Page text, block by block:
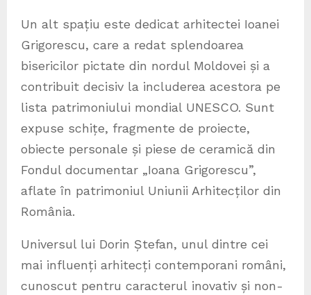
Un alt spațiu este dedicat arhitectei Ioanei
Grigorescu, care a redat splendoarea
bisericilor pictate din nordul Moldovei și a
contribuit decisiv la includerea acestora pe
lista patrimoniului mondial UNESCO. Sunt
expuse schițe, fragmente de proiecte,
obiecte personale și piese de ceramică din
Fondul documentar „Ioana Grigorescu”,
aflate în patrimoniul Uniunii Arhitecților din
România.
Universul lui Dorin Ștefan, unul dintre cei
mai influenți arhitecți contemporani români,
cunoscut pentru caracterul inovativ și non-